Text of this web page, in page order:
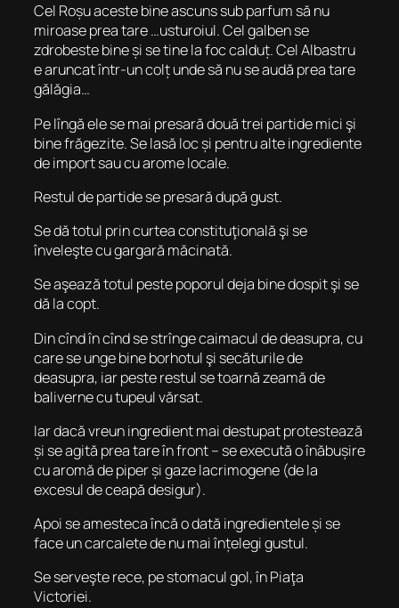
Cel Roșu aceste bine ascuns sub parfum să nu
miroase prea tare …usturoiul. Cel galben se
zdrobeste bine și se tine la foc calduț. Cel Albastru
e aruncat într-un colț unde să nu se audă prea tare
gălăgia…
Pe lîngă ele se mai presară două trei partide mici şi
bine frăgezite. Se lasă loc și pentru alte ingrediente
de import sau cu arome locale.
Restul de partide se presară după gust.
Se dă totul prin curtea constituţională şi se
înveleşte cu gargară măcinată.
Se aşează totul peste poporul deja bine dospit şi se
dă la copt.
Din cînd în cînd se strînge caimacul de deasupra, cu
care se unge bine borhotul şi secăturile de
deasupra, iar peste restul se toarnă zeamă de
baliverne cu tupeul vărsat.
Iar dacă vreun ingredient mai destupat protestează
și se agită prea tare în front – se execută o înăbușire
cu aromă de piper și gaze lacrimogene (de la
excesul de ceapă desigur).
Apoi se amesteca încă o dată ingredientele și se
face un carcalete de nu mai înțelegi gustul.
Se serveşte rece, pe stomacul gol, în Piaţa
Victoriei.